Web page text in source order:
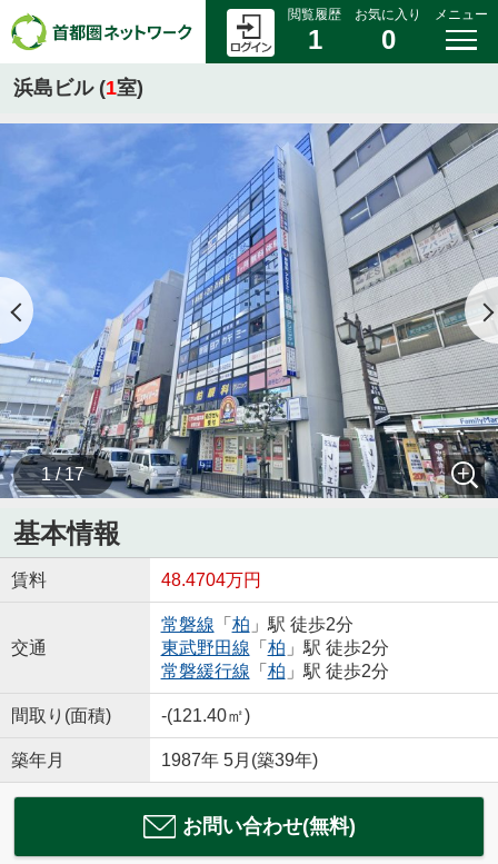
閲覧履歴
1
お気に入り
0
メニュー
浜島ビル (1室)
1 / 17
基本情報
賃料 48.4704万円
交通
常磐線 「 柏 」駅 徒歩2分
東武野田線 「 柏 」駅 徒歩2分
常磐緩行線 「 柏 」駅 徒歩2分
間取り(面積) -(121.40㎡)
築年月 1987年 5月(築39年)
お問い合わせ(無料)